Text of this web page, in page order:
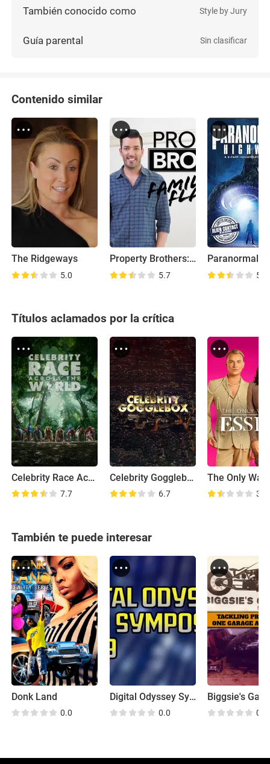
También conocido como Style by Jury
Guía parental Sin clasificar
Contenido similar
The Ridgeways
5.0
Property Brothers: Family Flashback
5.7 5.3
Títulos aclamados por la crítica
Celebrity Race Across the World
7.7
Celebrity Gogglebox
6.7 3.2
También te puede interesar
Donk Land
0.0
Digital Odyssey Symposium
0.0
Biggsie's
0.0